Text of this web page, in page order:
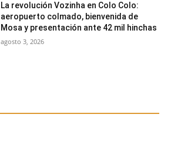
La revolución Vozinha en Colo Colo:
aeropuerto colmado, bienvenida de
Mosa y presentación ante 42 mil hinchas
agosto 3, 2026